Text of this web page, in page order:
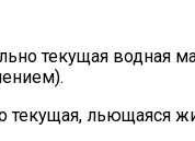
текущая водная
текущая, льющаяся